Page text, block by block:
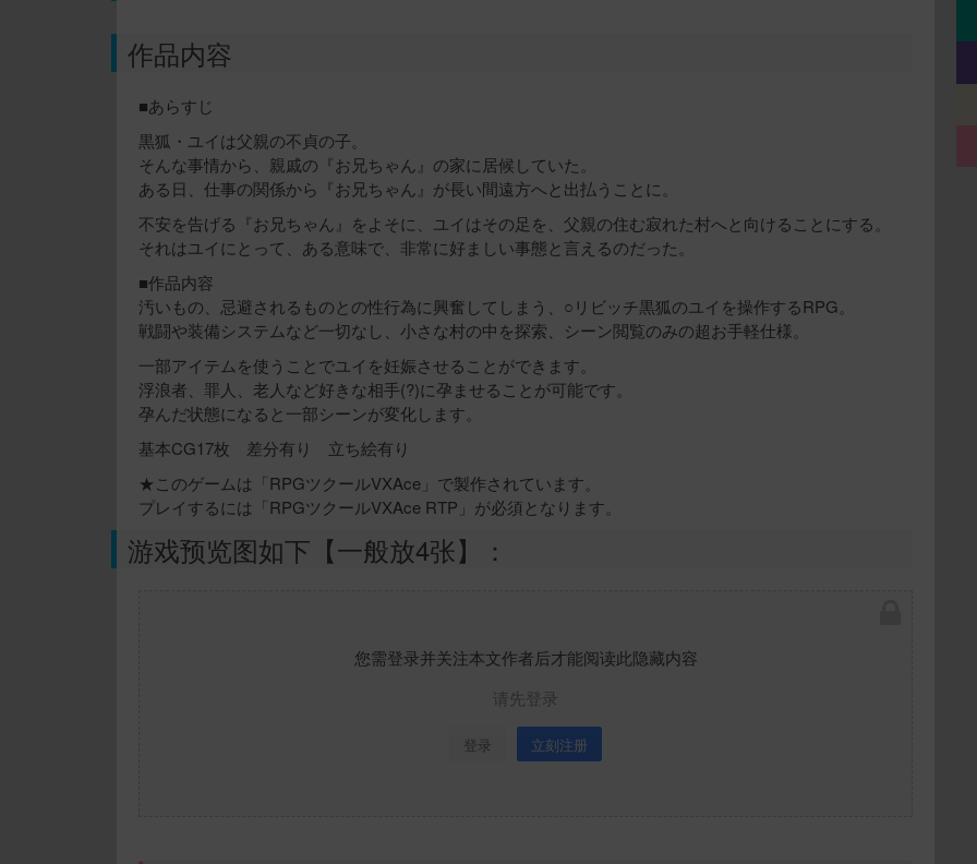
作品内容
■あらすじ
黒狐・ユイは父親の不貞の子。
そんな事情から、親戚の『お兄ちゃん』の家に居候していた。
ある日、仕事の関係から『お兄ちゃん』が長い間遠方へと出払うことに。
不安を告げる『お兄ちゃん』をよそに、ユイはその足を、父親の住む寂れた村へと向けることにする。
それはユイにとって、ある意味で、非常に好ましい事態と言えるのだった。
■作品内容
汚いもの、忌避されるものとの性行為に興奮してしまう、○リビッチ黒狐のユイを操作するRPG。
戦闘や装備システムなど一切なし、小さな村の中を探索、シーン閲覧のみの超お手軽仕様。
一部アイテムを使うことでユイを妊娠させることができます。
浮浪者、罪人、老人など好きな相手(?)に孕ませることが可能です。
孕んだ状態になると一部シーンが変化します。
基本CG17枚 差分有り 立ち絵有り
★このゲームは「RPGツクールVXAce」で製作されています。
プレイするには「RPGツクールVXAce RTP」が必須となります。
游戏预览图如下【一般放4张】：
您需登录并关注本文作者后才能阅读此隐藏内容
请先登录
登录 立刻注册